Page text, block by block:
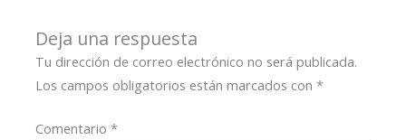
Deja una respuesta
Tu dirección de correo electrónico no será publicada.
Los campos obligatorios están marcados con*
Comentario*